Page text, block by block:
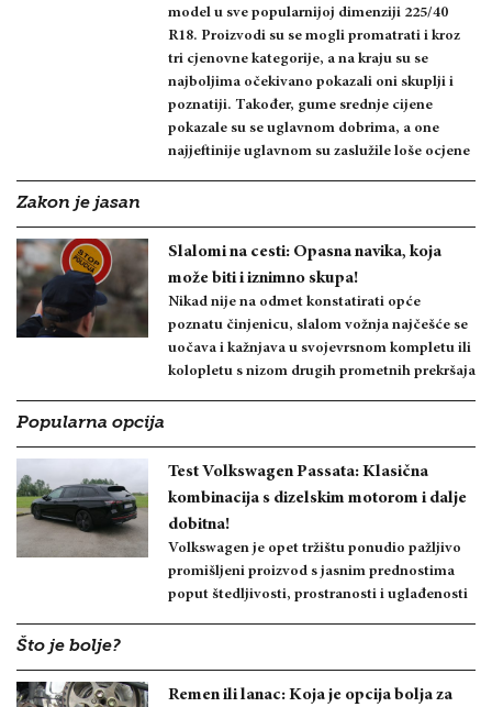
model u sve popularnijoj dimenziji 225/40
R18. Proizvodi su se mogli promatrati i kroz
tri cjenovne kategorije, a na kraju su se
najboljima očekivano pokazali oni skuplji i
poznatiji. Također, gume srednje cijene
pokazale su se uglavnom dobrima, a one
najjeftinije uglavnom su zaslužile loše ocjene
Zakon je jasan
Slalomi na cesti: Opasna navika, koja
može biti i iznimno skupa!
Nikad nije na odmet konstatirati opće
poznatu činjenicu, slalom vožnja najčešće se
uočava i kažnjava u svojevrsnom kompletu ili
kolopletu s nizom drugih prometnih prekršaja
Popularna opcija
Test Volkswagen Passata: Klasična
kombinacija s dizelskim motorom i dalje
dobitna!
Volkswagen je opet tržištu ponudio pažljivo
promišljeni proizvod s jasnim prednostima
poput štedljivosti, prostranosti i uglađenosti
Što je bolje?
Remen ili lanac: Koja je opcija bolja za